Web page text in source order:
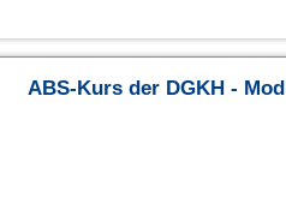
ABS-Kurs der DGKH -